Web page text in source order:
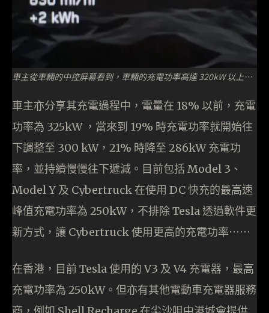
車主從車輛的中控屏幕看到，車輛的充電功率高達 320kW 以上…
車主亦分享其充電過程中，電量在 18% 以前，充電
功率為 325kW ，當來到 19% 時充電功率就開始往
下調整至 300 kW，21% 時降至 286kW 充電功
率，並持續慢慢往下遞減。目前包括 Model 3、
Model Y 及 Cybertruck 在使用 DC 快充的最高速
峰值充電功率為 250kW，不排除 Tesla 透過軟件更
新方式，讓 Cybertruck 使用更高的充電功率⋯⋯
在香港，目前 Tesla 使用的 V3 及 V4 充電器，最高
充電功率為 250kW。但亦有其他電動車充電器服務